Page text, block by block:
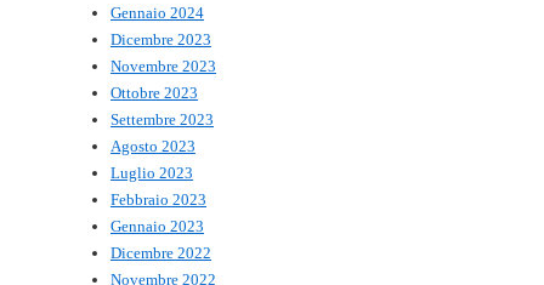
Gennaio 2024
Dicembre 2023
Novembre 2023
Ottobre 2023
Settembre 2023
Agosto 2023
Luglio 2023
Febbraio 2023
Gennaio 2023
Dicembre 2022
Novembre 2022